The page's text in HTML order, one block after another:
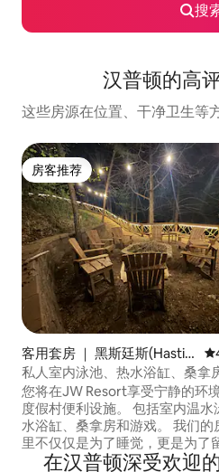
搜
汉普顿的高
这些房源在位置、干净卫生等
房客推荐
房客推荐
客用套房 ｜ 黑斯廷斯(Hastin
gs)
私人室内泳池、热水浴缸、桑拿
室
您将在JW Resort享受宁静的环
度假村便利设施。 包括室内温水泳池、热
水浴缸、桑拿房和游戏。 我们的房客来这
里不仅仅是为了睡觉，更是为了
的回忆！ 阿夫顿阿尔卑斯滑雪度假村
在汉普顿深受欢迎